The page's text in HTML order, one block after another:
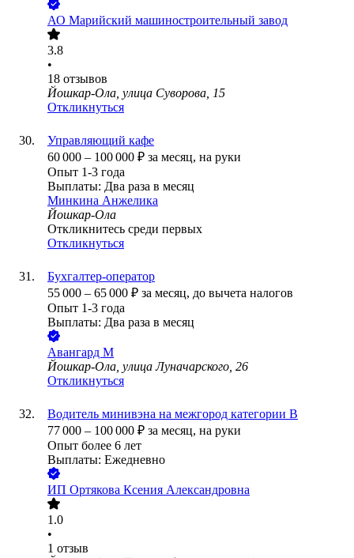
АО Марийский машиностроительный завод
3.8
•
18 отзывов
Йошкар-Ола, улица Суворова, 15
Откликнуться
Управляющий кафе
60 000 – 100 000 ₽ за месяц, на руки
Опыт 1-3 года
Выплаты: Два раза в месяц
Минкина Анжелика
Йошкар-Ола
Откликнитесь среди первых
Откликнуться
Бухгалтер-оператор
55 000 – 65 000 ₽ за месяц, до вычета налогов
Опыт 1-3 года
Выплаты: Два раза в месяц
Авангард М
Йошкар-Ола, улица Луначарского, 26
Откликнуться
Водитель минивэна на межгород категории В
77 000 – 100 000 ₽ за месяц, на руки
Опыт более 6 лет
Выплаты: Ежедневно
ИП Ортякова Ксения Александровна
1.0
•
1 отзыв